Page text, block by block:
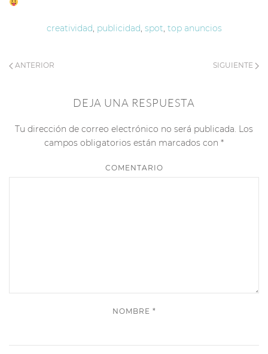
creatividad, publicidad, spot, top anuncios
ANTERIOR SIGUIENTE
DEJA UNA RESPUESTA
Tu dirección de correo electrónico no será publicada. Los
campos obligatorios están marcados con *
COMENTARIO
NOMBRE *